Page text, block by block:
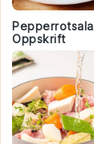
Oppskrift